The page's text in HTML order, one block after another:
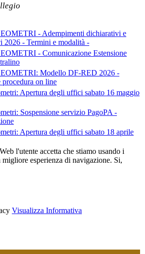
- Adempimenti dichiarativi e
2026 - Termini e modalità -
- Comunicazione Estensione
Modello DF-RED 2026 -
procedura on line
Apertura degli uffici sabato 16 maggio
Sospensione servizio PagoPA -
Apertura degli uffici sabato 18 aprile
l'utente accetta che stiamo usando i
migliore esperienza di navigazione. Si,
Visualizza Informativa